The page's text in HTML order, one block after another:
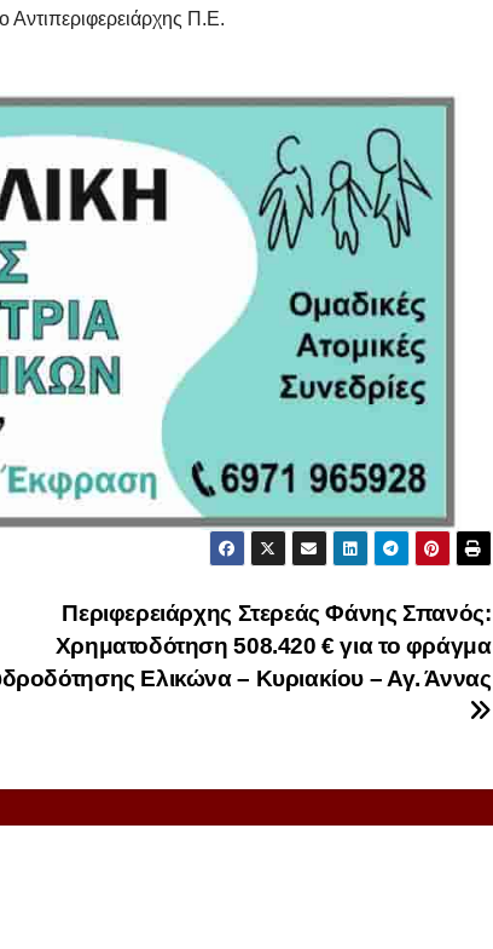
Αντιπεριφερειάρχης Π.Ε.
Περιφερειάρχης Στερεάς Φάνης Σπανός:
Χρηματοδότηση 508.420 € για το φράγμα
Ελικώνα – Κυριακίου – Αγ. Άννας